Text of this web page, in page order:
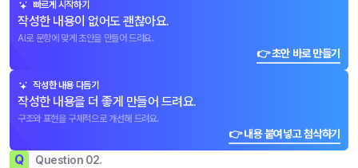
빠르게 시작하기
작성한 내용이 없어도 괜찮아요.
AI로 문항에 맞게 초안을 만들어 드려요.
👉 초안 바로 만들기
작성한 내용 다듬기
작성한 내용을 더 좋게 만들어 드려요.
구조와 표현을 구체적으로 개선해 드려요.
👉 내용 붙여넣고 첨삭하기
Q Question 02.